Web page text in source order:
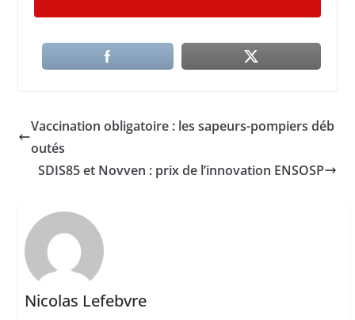
Vaccination obligatoire : les sapeurs-pompiers déb
outés
SDIS85 et Novven : prix de l’innovation ENSOSP
Nicolas Lefebvre